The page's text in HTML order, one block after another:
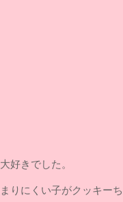
好きでした。
りにくい子がクッキー